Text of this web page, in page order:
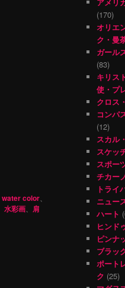
water color、
水彩画、 肩
(170)
オリエ
ク・曼
ガール
(83)
キリス
使・プ
クロス
コンパ
(12)
スカル
スケッ
スポー
チカー
トライ
ニュー
ハート
ヒンド
ピンナ
ブラッ
ポート
ク (25)